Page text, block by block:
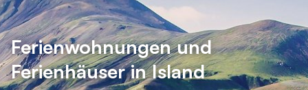
Ferienwohnungen und
Ferienhäuser in Island